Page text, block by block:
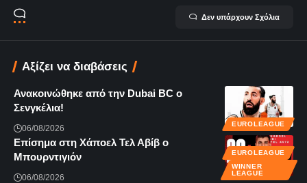
Δεν υπάρχουν Σχόλια
Αξίζει να διαβάσεις
EUROLEAGUE
Ανακοινώθηκε από την Dubai BC ο
Σενγκέλια!
06/08/2026
EUROLEAGUE
WINNER
LEAGUE
Επίσημα στη Χάποελ Τελ Αβίβ ο
Μπουρντιγιόν
06/08/2026